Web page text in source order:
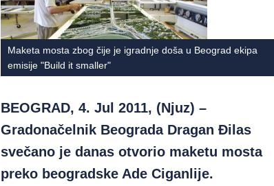
Maketa mosta zbog čije je igradnje doša u Beograd ekipa
emisije "Build it smaller"
BEOGRAD, 4. Jul 2011, (Njuz) –
Gradonačelnik Beograda Dragan Đilas
svečano je danas otvorio maketu mosta
preko beogradske Ade Ciganlije.